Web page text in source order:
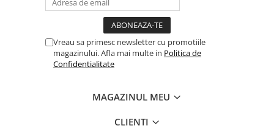
Vreau sa primesc newsletter cu promotiile
magazinului. Afla mai multe in Politica de
Confidentialitate
MAGAZINUL MEU
CLIENTI